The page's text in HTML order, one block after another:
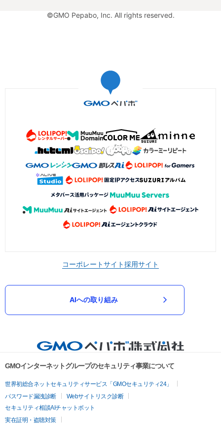
©GMO Pepabo, Inc. All rights reserved.
コーポレートサイト採用サイト
AIへの取り組み
GMOインターネットグループのセキュリティ事業について
世界初総合ネットセキュリティサービス「GMOセキュリティ24」
パスワード漏洩診断
Webサイトリスク診断
セキュリティ相談AIチャットボット
実在証明・盗聴対策